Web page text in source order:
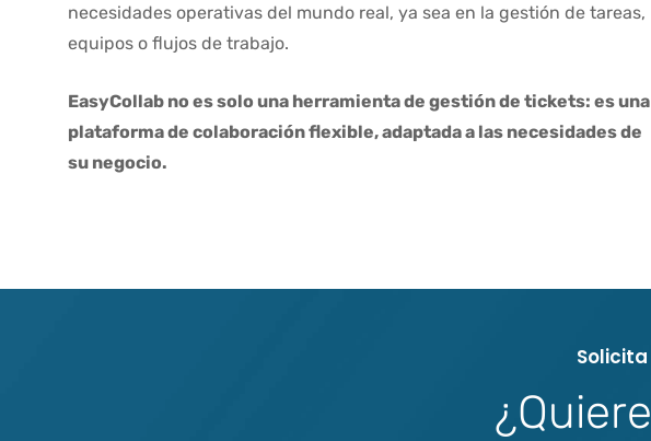
necesidades operativas del mundo real, ya sea en la gestión de tareas,
equipos o flujos de trabajo.
EasyCollab no es solo una herramienta de gestión de tickets: es una
plataforma de colaboración flexible, adaptada a las necesidades de
su negocio.
Solicita
¿Quiere